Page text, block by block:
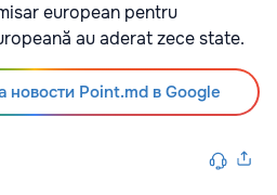
european pentru
au aderat zece state.
новости Point.md в Google